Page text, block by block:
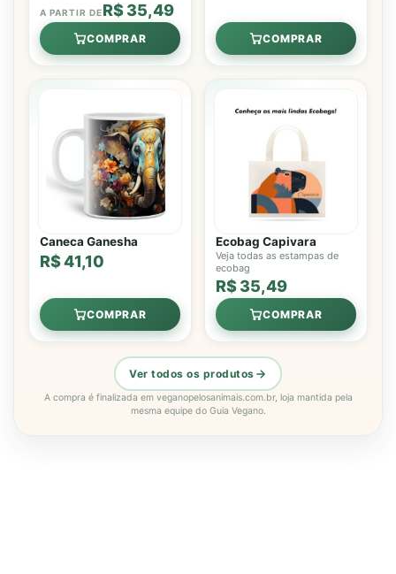
A PARTIR DER$ 35,49
COMPRAR COMPRAR
Caneca Ganesha
R$ 41,10
COMPRAR
Ecobag Capivara
Veja todas as estampas de
ecobag
R$ 35,49
COMPRAR
Ver todos os produtos
A compra é finalizada em veganopelosanimais.com.br, loja mantida pela
mesma equipe do Guia Vegano.